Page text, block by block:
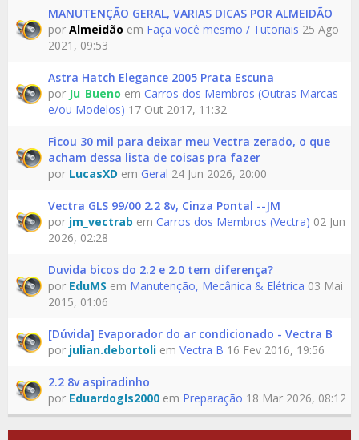
MANUTENÇÃO GERAL, VARIAS DICAS POR ALMEIDÃO
por Almeidão em Faça você mesmo / Tutoriais 25 Ago
2021, 09:53
Astra Hatch Elegance 2005 Prata Escuna
por Ju_Bueno em Carros dos Membros (Outras Marcas
e/ou Modelos) 17 Out 2017, 11:32
Ficou 30 mil para deixar meu Vectra zerado, o que
acham dessa lista de coisas pra fazer
por LucasXD em Geral 24 Jun 2026, 20:00
Vectra GLS 99/00 2.2 8v, Cinza Pontal --JM
por jm_vectrab em Carros dos Membros (Vectra) 02 Jun
2026, 02:28
Duvida bicos do 2.2 e 2.0 tem diferença?
por EduMS em Manutenção, Mecânica & Elétrica 03 Mai
2015, 01:06
[Dúvida] Evaporador do ar condicionado - Vectra B
por julian.debortoli em Vectra B 16 Fev 2016, 19:56
2.2 8v aspiradinho
por Eduardogls2000 em Preparação 18 Mar 2026, 08:12